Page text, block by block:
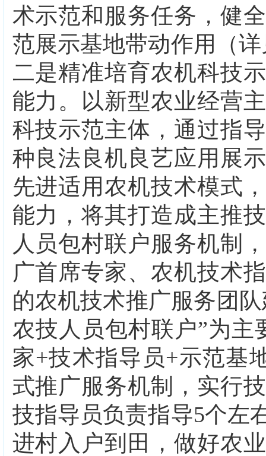
术示范和服务任务，健
范展示基地带动作用（
二是精准培育农机科技
能力。以新型农业经营
科技示范主体，通过指
种良法良机良艺应用展
先进适用农机技术模式
能力，将其打造成主推
人员包村联户服务机制
广首席专家、农机技术
的农机技术推广服务团
农技人员包村联户”为主
家+技术指导员+示范基
式推广服务机制，实行
技指导员负责指导5个左
进村入户到田，做好农